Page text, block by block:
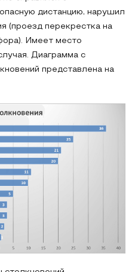
дистанцию, нарушил
(проезд перекрестка на
Имеет место
Диаграмма с
представлена на